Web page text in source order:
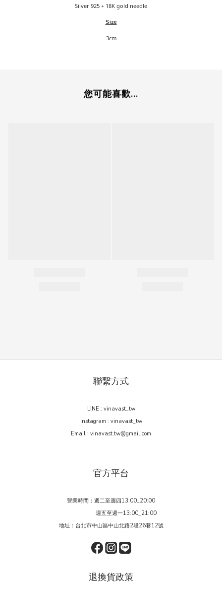
Silver 925 + 18K gold needle
Size
3cm
您可能喜歡...
聯繫方式
LINE : vinavast_tw
Instagram : vinavast_tw
Email : vinavast.tw@gmail.com
官方平台
營業時間：週二至週四13:00_20:00
週五至週一13:00_21:00
地址：台北市中山區中山北路2段26巷12號
退換貨政策